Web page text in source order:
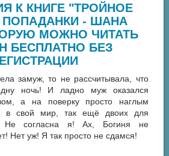
К КНИГЕ "ТРОЙНОЕ
ПОПАДАНКИ - ШАНА
МОЖНО ЧИТАТЬ
БЕСПЛАТНО БЕЗ
замуж, то не рассчитывала, что
ночь! И ладно муж оказался
а на поверку просто наглым
в свой мир, так ещё двоих для
Не согласна я! Ах, Богиня не
Нет уж! Я так просто не сдамся!